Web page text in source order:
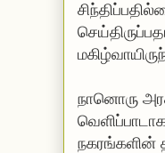
நானொரு
நகரங்களின்